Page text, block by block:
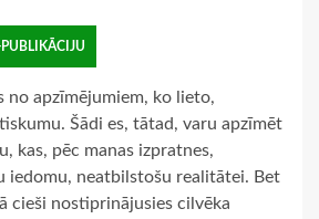
no apzīmējumiem, ko lieto,
Šādi es, tātad, varu apzīmēt
kas, pēc manas izpratnes,
iedomu, neatbilstošu realitātei. Bet
cieši nostiprinājusies cilvēka